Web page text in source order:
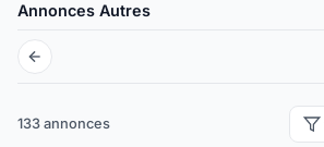
Annonces Autres
133 annonces